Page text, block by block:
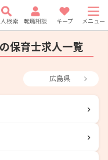
検索 転職相談 キープ メニュー
保育士求人一覧
広島県